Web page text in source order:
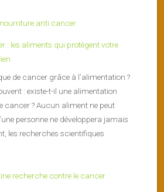
: les aliments qui protègent votre
de cancer grâce à l’alimentation ?
: existe-t-il une alimentation
cancer ? Aucun aliment ne peut
personne ne développera jamais
les recherches scientifiques